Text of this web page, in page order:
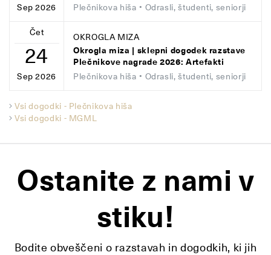
Sep 2026 Plečnikova hiša • Odrasli, študenti, seniorji
Čet
24
Sep 2026
OKROGLA MIZA
Okrogla miza | sklepni dogodek razstave
Plečnikove nagrade 2026: Artefakti
Plečnikova hiša • Odrasli, študenti, seniorji
Vsi dogodki - Plečnikova hiša
Vsi dogodki - MGML
Ostanite z nami v
stiku!
Bodite obveščeni o razstavah in dogodkih, ki jih